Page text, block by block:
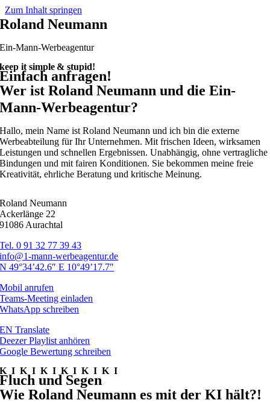
Zum Inhalt springen
Roland Neumann
Ein-Mann-Werbeagentur
keep it simple & stupid!
Einfach anfragen!
Wer ist Roland Neumann und die Ein-
Mann-Werbeagentur?
Hallo, mein Name ist Roland Neumann und ich bin die externe
Werbeabteilung für Ihr Unternehmen. Mit frischen Ideen, wirksamen
Leistungen und schnellen Ergebnissen. Unabhängig, ohne vertragliche
Bindungen und mit fairen Konditionen. Sie bekommen meine freie
Kreativität, ehrliche Beratung und kritische Meinung.
Roland Neumann
Ackerlänge 22
91086 Aurachtal
Tel. 0 91 32 77 39 43
info@1-mann-werbeagentur.de
N 49°34’42.6″ E 10°49’17.7″
Mobil anrufen
Teams-Meeting einladen
WhatsApp schreiben
EN Translate
Deezer Playlist anhören
Google Bewertung schreiben
KIKIKIKIKIKI
Fluch und Segen
Wie Roland Neumann es mit der KI hält?!